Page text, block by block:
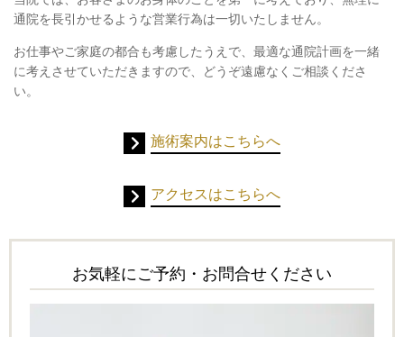
通院を長引かせるような営業行為は一切いたしません。
お仕事やご家庭の都合も考慮したうえで、最適な通院計画を一緒
に考えさせていただきますので、どうぞ遠慮なくご相談くださ
い。
施術案内はこちらへ
アクセスはこちらへ
お気軽にご予約・お問合せください